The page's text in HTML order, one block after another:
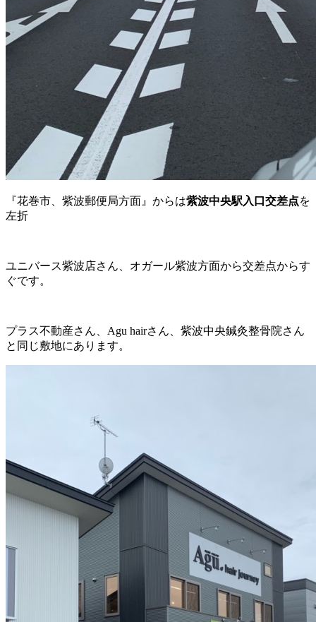
『花巻市、紫波郵便局方面』からは紫波中央駅入口交差点を
左折
ユニバース紫波店さん、オガール紫波方面から交差点からす
ぐです。
プラス不動産さん、Agu hairさん、紫波中央鍼灸整骨院さん
と同じ敷地にあります。